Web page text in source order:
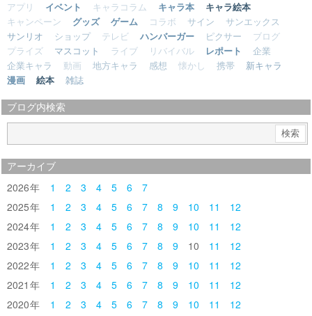
アプリ
イベント キャラコラム キャラ本
キャラ絵本
キャンペーン
グッズ ゲーム コラボ サイン
サンエックス
サンリオ
ショップ テレビ ハンバーガー ピクサー
ブログ
プライズ
マスコット ライブ リバイバル レポート
企業
企業キャラ
動画 地方キャラ 感想 懐かし 携帯
新キャラ
漫画
絵本 雑誌
ブログ内検索
アーカイブ
2026 1 2 3 4 5 6
7
2025
1 2 3 4 5 6 7 8 9 10 11
12
2024
1 2 3 4 5 6 7 8 9 10 11
12
2023
1 2 3 4 5 6 7 8 9 10 11
12
2022
1 2 3 4 5 6 7 8 9 10 11
12
2021
1 2 3 4 5 6 7 8 9 10 11
12
2020
1 2 3 4 5 6 7 8 9 10 11
12